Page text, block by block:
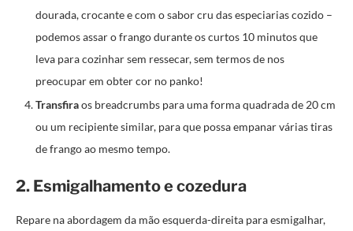
dourada, crocante e com o sabor cru das especiarias cozido –
podemos assar o frango durante os curtos 10 minutos que
leva para cozinhar sem ressecar, sem termos de nos
preocupar em obter cor no panko!
Transfiraos breadcrumbs para uma forma quadrada de 20 cm
ou um recipiente similar, para que possa empanar várias tiras
de frango ao mesmo tempo.
2. Esmigalhamento e cozedura
Repare na abordagem da mão esquerda-direita para esmigalhar,